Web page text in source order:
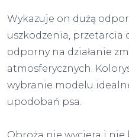
Wykazuje on dużą
uszkodzenia, przetarcia
odporny na działanie
atmosferycznych.
wybranie modelu
upodobań psa.